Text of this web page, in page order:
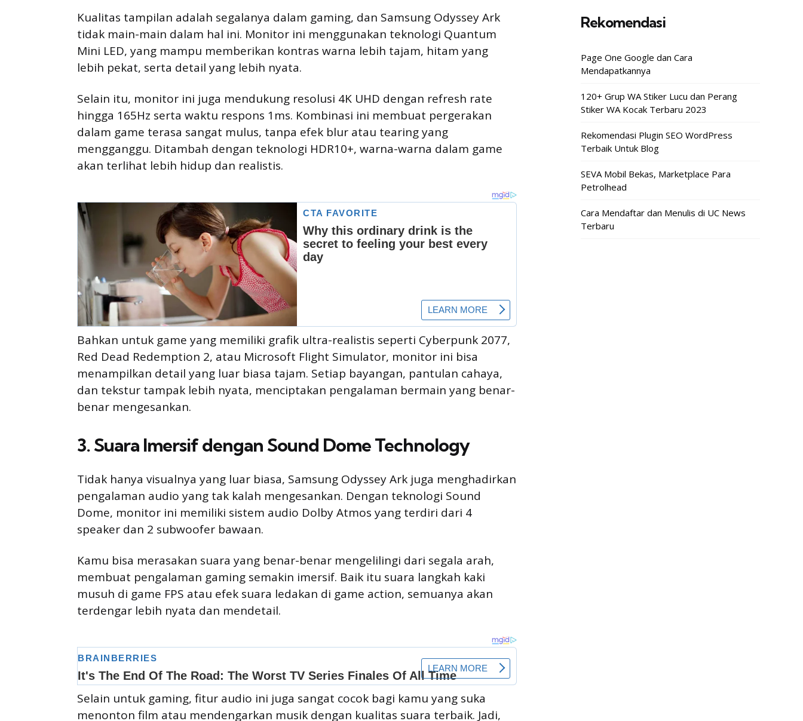
Kualitas tampilan adalah segalanya dalam gaming, dan Samsung Odyssey Ark
tidak main-main dalam hal ini. Monitor ini menggunakan teknologi Quantum
Mini LED, yang mampu memberikan kontras warna lebih tajam, hitam yang
lebih pekat, serta detail yang lebih nyata.
Selain itu, monitor ini juga mendukung resolusi 4K UHD dengan refresh rate
hingga 165Hz serta waktu respons 1ms. Kombinasi ini membuat pergerakan
dalam game terasa sangat mulus, tanpa efek blur atau tearing yang
mengganggu. Ditambah dengan teknologi HDR10+, warna-warna dalam game
akan terlihat lebih hidup dan realistis.
Bahkan untuk game yang memiliki grafik ultra-realistis seperti Cyberpunk 2077,
Red Dead Redemption 2, atau Microsoft Flight Simulator, monitor ini bisa
menampilkan detail yang luar biasa tajam. Setiap bayangan, pantulan cahaya,
dan tekstur tampak lebih nyata, menciptakan pengalaman bermain yang benar-
benar mengesankan.
3. Suara Imersif dengan Sound Dome Technology
Tidak hanya visualnya yang luar biasa, Samsung Odyssey Ark juga menghadirkan
pengalaman audio yang tak kalah mengesankan. Dengan teknologi Sound
Dome, monitor ini memiliki sistem audio Dolby Atmos yang terdiri dari 4
speaker dan 2 subwoofer bawaan.
Kamu bisa merasakan suara yang benar-benar mengelilingi dari segala arah,
membuat pengalaman gaming semakin imersif. Baik itu suara langkah kaki
musuh di game FPS atau efek suara ledakan di game action, semuanya akan
terdengar lebih nyata dan mendetail.
Selain untuk gaming, fitur audio ini juga sangat cocok bagi kamu yang suka
menonton film atau mendengarkan musik dengan kualitas suara terbaik. Jadi,
Rekomendasi
Page One Google dan Cara
Mendapatkannya
120+ Grup WA Stiker Lucu dan Perang
Stiker WA Kocak Terbaru 2023
Rekomendasi Plugin SEO WordPress
Terbaik Untuk Blog
SEVA Mobil Bekas, Marketplace Para
Petrolhead
Cara Mendaftar dan Menulis di UC News
Terbaru